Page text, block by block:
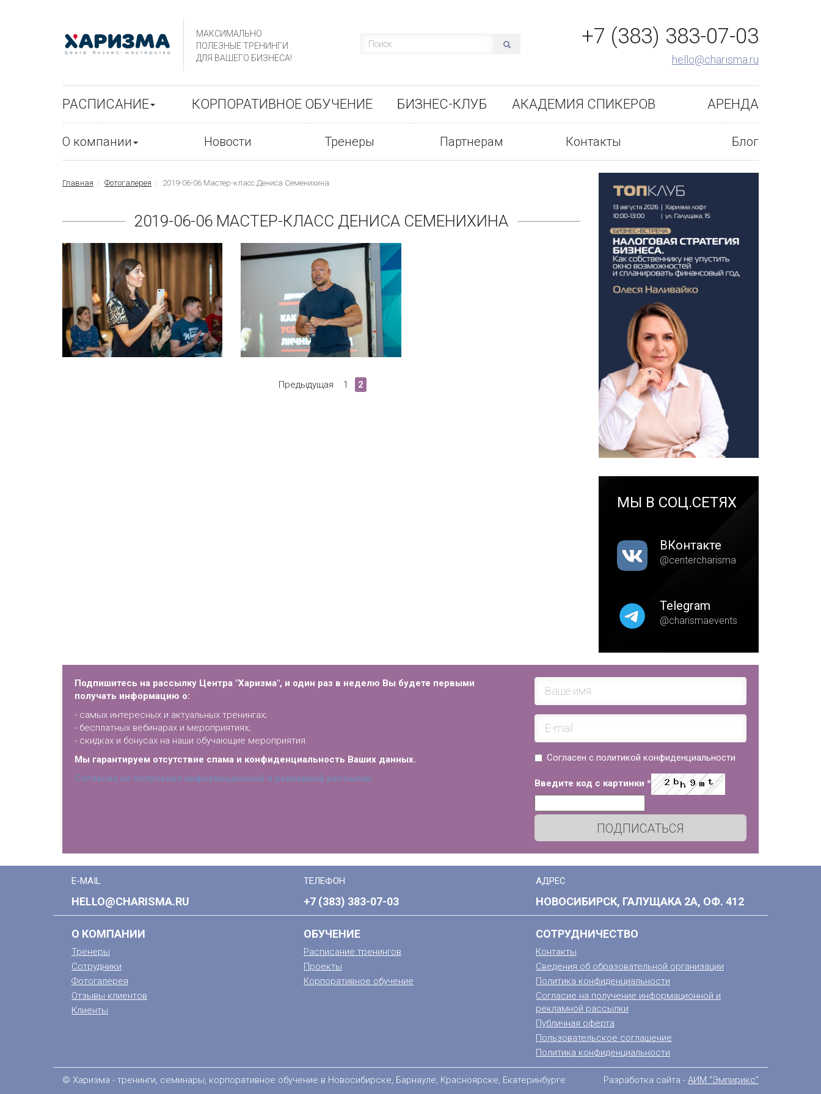
МАКСИМАЛЬНО
ПОЛЕЗНЫЕ ТРЕНИНГИ
ДЛЯ ВАШЕГО БИЗНЕСА!
+7 (383) 383-07-03
hello@charisma.ru
РАСПИСАНИЕ КОРПОРАТИВНОЕ ОБУЧЕНИЕ БИЗНЕС-КЛУБ АКАДЕМИЯ СПИКЕРОВ АРЕНДА
О компании Новости Тренеры Партнерам Контакты Блог
Главная Фотогалерея 2019-06-06 Мастер-класс Дениса Семенихина
2019-06-06 МАСТЕР-КЛАСС ДЕНИСА СЕМЕНИХИНА
Предыдущая 1 2
МЫ В СОЦ.СЕТЯХ
ВКонтакте
@centercharisma
Telegram
@charismaevents
Подпишитесь на рассылку Центра "Харизма", и один раз в неделю Вы будете первыми
получать информацию о:
- самых интересных и актуальных тренингах;
- бесплатных вебинарах и мероприятиях;
- скидках и бонусах на наши обучающие мероприятия.
Мы гарантируем отсутствие спама и конфиденциальность Ваших данных.
Согласие на получение информационной и рекламной рассылки
Согласен с политикой конфиденциальности
Введите код с картинки*
ПОДПИСАТЬСЯ
E-MAIL
HELLO@CHARISMA.RU
ТЕЛЕФОН
+7 (383) 383-07-03
АДРЕС
НОВОСИБИРСК, ГАЛУЩАКА 2А, ОФ. 412
О КОМПАНИИ
Тренеры
Сотрудники
Фотогалерея
Отзывы клиентов
Клиенты
ОБУЧЕНИЕ
Расписание тренингов
Проекты
Корпоративное обучение
СОТРУДНИЧЕСТВО
Контакты
Сведения об образовательной организации
Политика конфиденциальности
Согласие на получение информационной и
рекламной рассылки
Публичная оферта
Пользовательское соглашение
Политика конфиденциальности
Разработка сайта - АИМ "Эмпирикс"
© Харизма - тренинги, семинары, корпоративное обучение в Новосибирске, Барнауле, Красноярске, Екатеринбурге